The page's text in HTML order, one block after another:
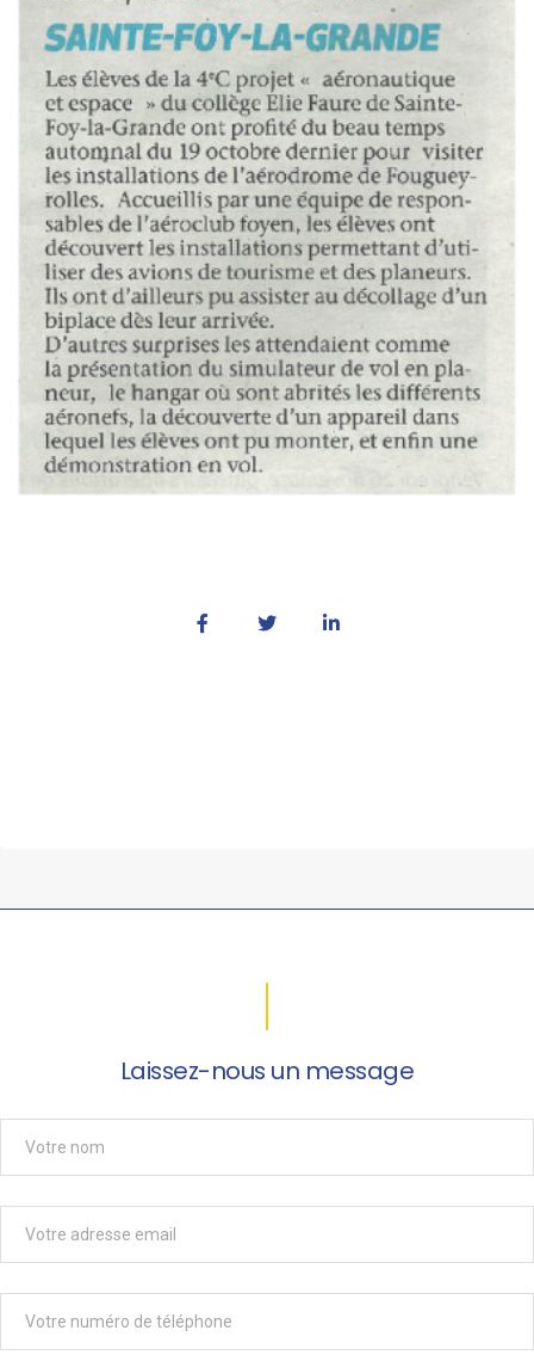
Laissez-nous un message